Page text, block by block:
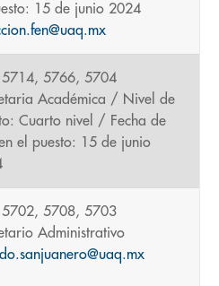
15 de junio 2024
5714, 5766, 5704
Académica / Nivel de
Cuarto nivel / Fecha de
el puesto: 15 de junio
5702, 5708, 5703
Administrativo